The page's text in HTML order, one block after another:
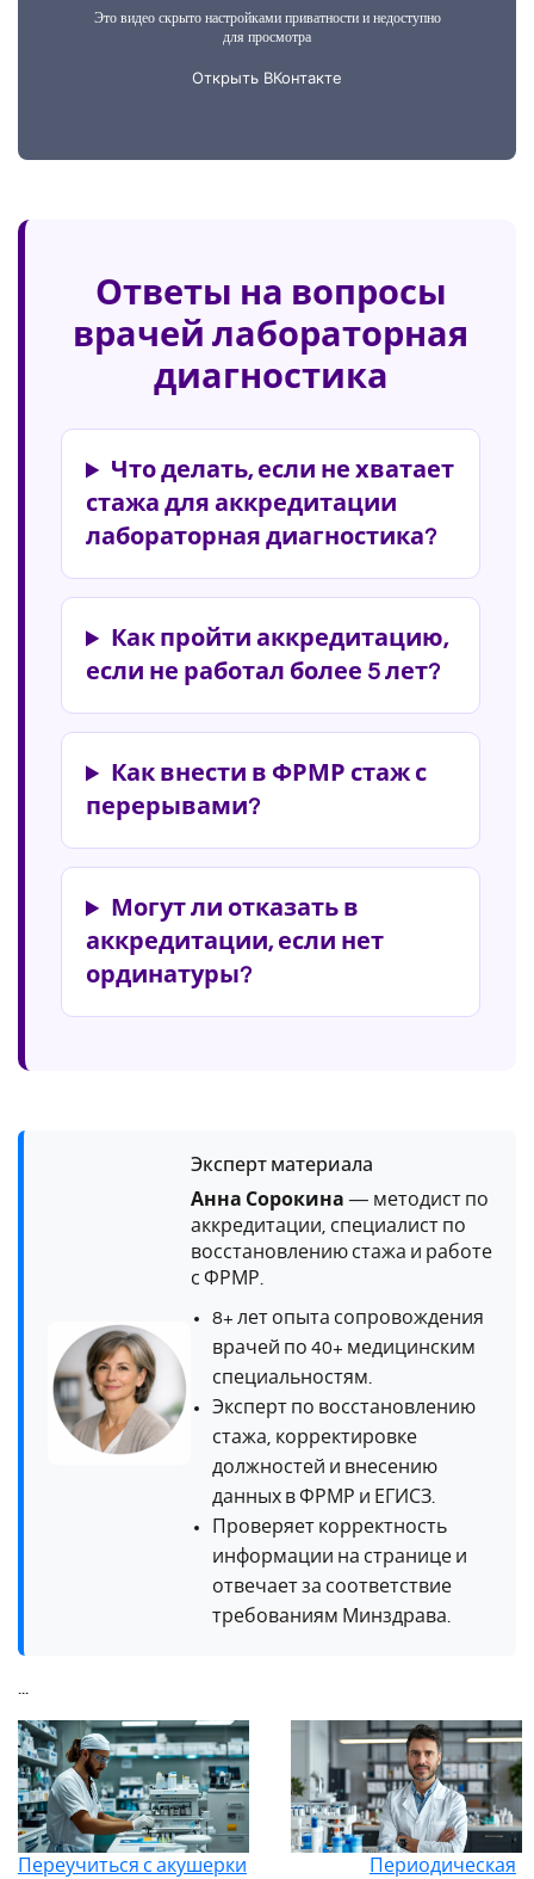
Ответы на вопросы
врачей лабораторная
диагностика
Что делать, если не хватает
стажа для аккредитации
лабораторная диагностика?
Как пройти аккредитацию,
если не работал более 5 лет?
Как внести в ФРМР стаж с
перерывами?
Могут ли отказать в
аккредитации, если нет
ординатуры?
Эксперт материала
Анна Сорокина — методист по
аккредитации, специалист по
восстановлению стажа и работе
с ФРМР.
8+ лет опыта сопровождения
врачей по 40+ медицинским
специальностям.
Эксперт по восстановлению
стажа, корректировке
должностей и внесению
данных в ФРМР и ЕГИСЗ.
Проверяет корректность
информации на странице и
отвечает за соответствие
требованиям Минздрава.
...
Переучиться с акушерки Периодическая